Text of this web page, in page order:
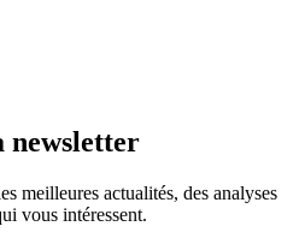
newsletter
meilleures actualités, des analyses
vous intéressent.